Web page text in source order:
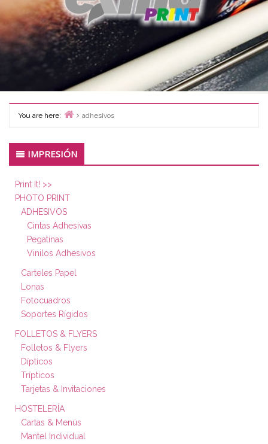
You are here:
adhesivos
Primary
Sidebar
IMPRESIÓN
Print It! >>
PHOTO PRINT
ADHESIVOS
Cintas Adhesivas
Pegatinas
Vinilos Adhesivos
Carteles Papel
Lonas
Fotocuadros
Soportes Rígidos
FOLLETOS & FLYERS
Folletos & Flyers
Dípticos
Trípticos
Tarjetas & Invitaciones
HOSTELERÍA
Cartas & Menús
Mantel Individual